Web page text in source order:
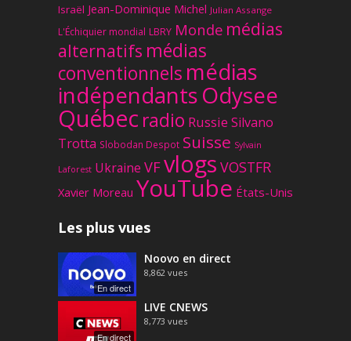
Israël Jean-Dominique Michel Julian Assange
L'Échiquier mondial LBRY Monde médias
alternatifs médias
conventionnels médias
indépendantsOdysee
Québec radio Russie Silvano
Trotta Slobodan Despot Suisse Sylvain
Laforest Ukraine VFvlogs VOSTFR
Xavier Moreau YouTube États-Unis
Les plus vues
En direct
Noovo en direct
8,862 vues
En direct
LIVE CNEWS
8,773 vues